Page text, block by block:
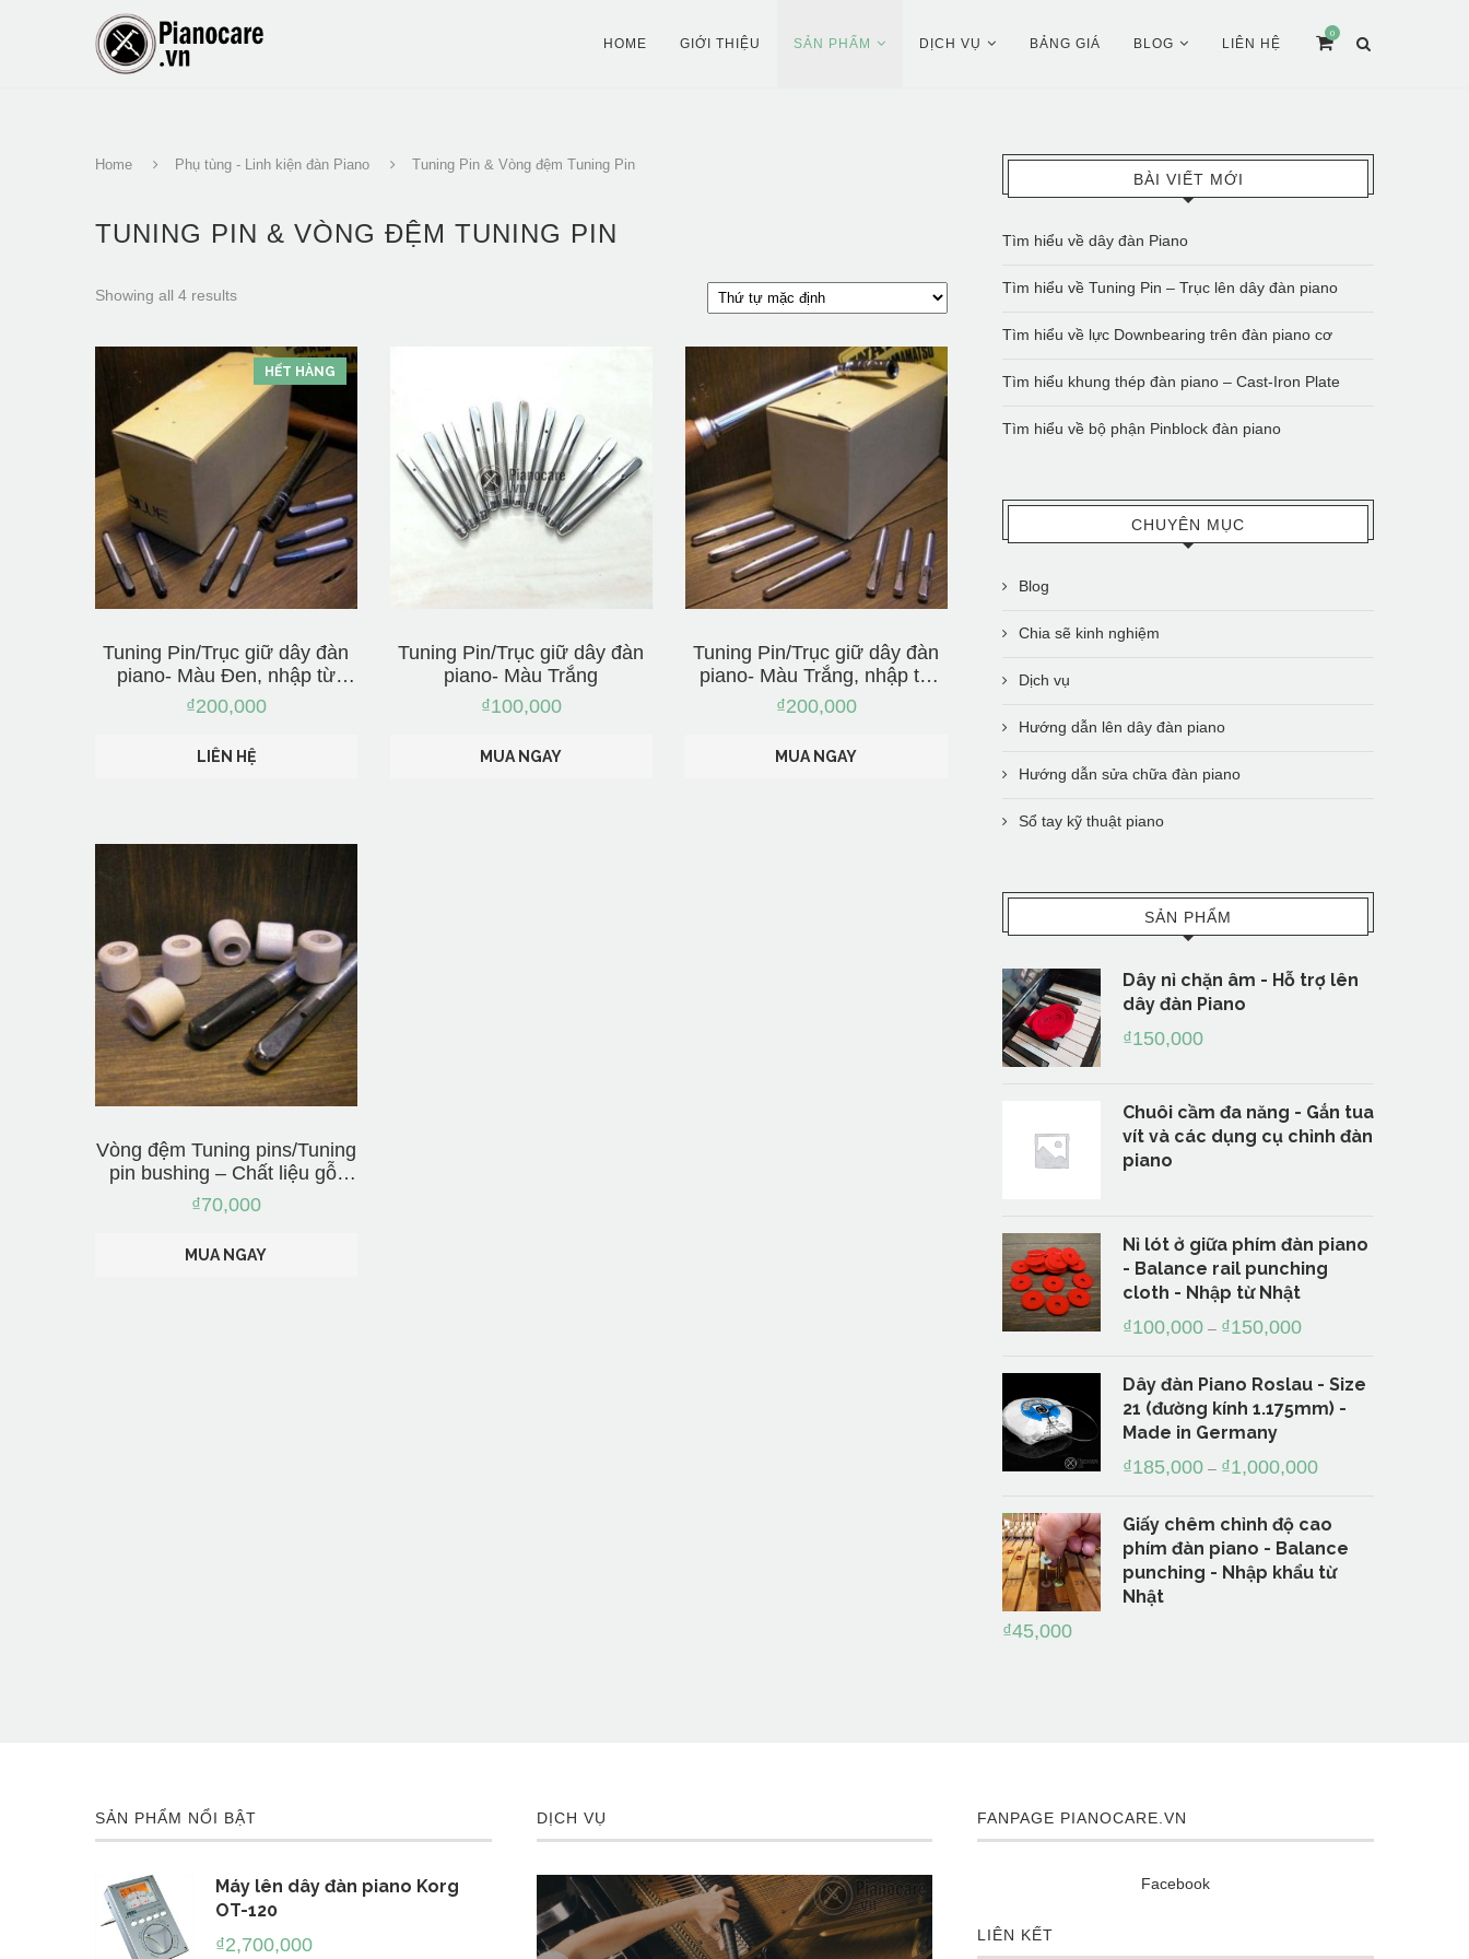
HOME GIỚI THIỆU SẢN PHẨM DỊCH VỤ BẢNG GIÁ BLOG LIÊN HỆ
0
Home Phụ tùng - Linh kiện đàn Piano Tuning Pin & Vòng đệm Tuning Pin
TUNING PIN & VÒNG ĐỆM TUNING PIN
Showing all 4 results
HẾT HÀNG
Tuning Pin/Trục giữ dây đàn
piano- Màu Đen, nhập từ
Nhật Bản
₫200,000
LIÊN HỆ
Tuning Pin/Trục giữ dây đàn
piano- Màu Trắng
₫100,000
MUA NGAY
Tuning Pin/Trục giữ dây đàn
piano- Màu Trắng, nhập từ
Nhật Bản
₫200,000
MUA NGAY
Vòng đệm Tuning pins/Tuning
pin bushing – Chất liệu gỗ,
nhập từ Nhật Bản
₫70,000
MUA NGAY
BÀI VIẾT MỚI
Tìm hiểu về dây đàn Piano
Tìm hiểu về Tuning Pin – Trục lên dây đàn piano
Tìm hiểu về lực Downbearing trên đàn piano cơ
Tìm hiểu khung thép đàn piano – Cast-Iron Plate
Tìm hiểu về bộ phận Pinblock đàn piano
CHUYÊN MỤC
Blog
Chia sẽ kinh nghiệm
Dịch vụ
Hướng dẫn lên dây đàn piano
Hướng dẫn sửa chữa đàn piano
Sổ tay kỹ thuật piano
SẢN PHẨM
Dây nỉ chặn âm - Hỗ trợ lên
dây đàn Piano
₫150,000
Chuôi cầm đa năng - Gắn tua
vít và các dụng cụ chỉnh đàn
piano
Nỉ lót ở giữa phím đàn piano
- Balance rail punching
cloth - Nhập từ Nhật
₫100,000 – ₫150,000
Dây đàn Piano Roslau - Size
21 (đường kính 1.175mm) -
Made in Germany
₫185,000 – ₫1,000,000
Giấy chêm chỉnh độ cao
phím đàn piano - Balance
punching - Nhập khẩu từ
Nhật
₫45,000
SẢN PHẨM NỔI BẬT
Máy lên dây đàn piano Korg
OT-120
₫2,700,000
DỊCH VỤ FANPAGE PIANOCARE.VN
Facebook
LIÊN KẾT